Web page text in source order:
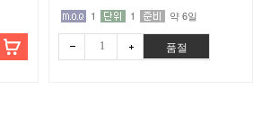
빼기 더하
1 1 약 6일
품절